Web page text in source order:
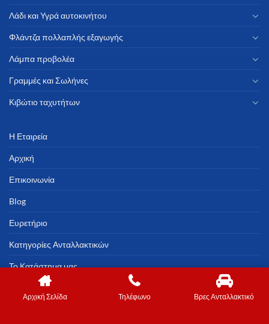
Λάδι και Υγρά αυτοκινήτου
Φλάντζα πολλαπλής εξαγωγής
Λάμπα προβολέα
Γραμμές και Σωλήνες
Κιβώτιο ταχυτήτων
Η Εταιρεία
Αρχική
Επικοινωνία
Blog
Ευρετήριο
Κατηγορίες Ανταλλακτικών
Το Κατάστημα μας
Αρχική Σελίδα Τηλέφωνο Βρες Ανταλλακτικό